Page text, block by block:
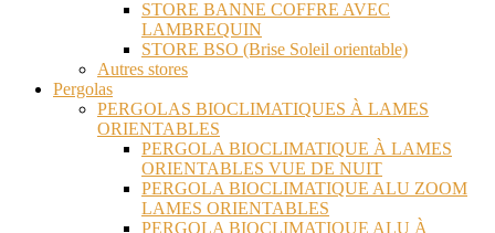
STORE BANNE COFFRE AVEC
LAMBREQUIN
STORE BSO (Brise Soleil orientable)
Autres stores
Pergolas
PERGOLAS BIOCLIMATIQUES À LAMES
ORIENTABLES
PERGOLA BIOCLIMATIQUE À LAMES
ORIENTABLES VUE DE NUIT
PERGOLA BIOCLIMATIQUE ALU ZOOM
LAMES ORIENTABLES
PERGOLA BIOCLIMATIQUE ALU À